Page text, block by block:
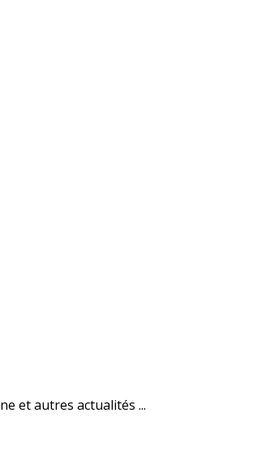
et autres actualités ...